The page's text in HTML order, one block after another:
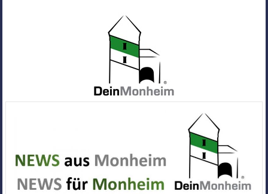
Alle